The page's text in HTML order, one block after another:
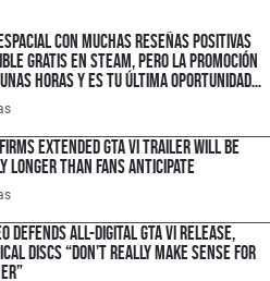
con muchas reseñas positivas
gratis en Steam, pero la promoción
horas y es tu última oportunidad
pesos
Extended GTA VI Trailer Will Be
Longer Than Fans Anticipate
Defends All-Digital GTA VI Release,
Discs “Don’t Really Make Sense for